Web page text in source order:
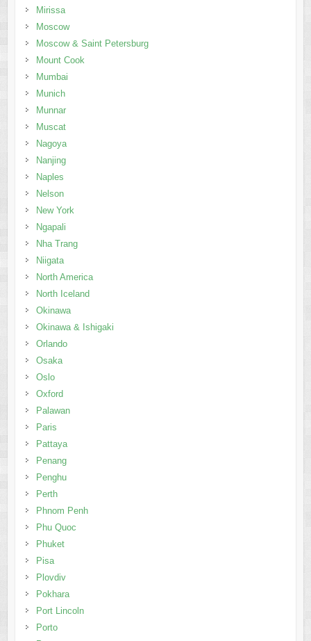
Mirissa
Moscow
Moscow & Saint Petersburg
Mount Cook
Mumbai
Munich
Munnar
Muscat
Nagoya
Nanjing
Naples
Nelson
New York
Ngapali
Nha Trang
Niigata
North America
North Iceland
Okinawa
Okinawa & Ishigaki
Orlando
Osaka
Oslo
Oxford
Palawan
Paris
Pattaya
Penang
Penghu
Perth
Phnom Penh
Phu Quoc
Phuket
Pisa
Plovdiv
Pokhara
Port Lincoln
Porto